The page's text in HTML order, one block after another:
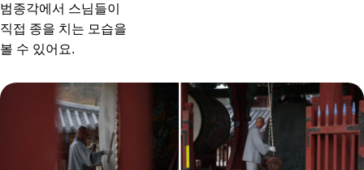
범종각에서 스님들이
직접 종을 치는 모습을
볼 수 있어요.